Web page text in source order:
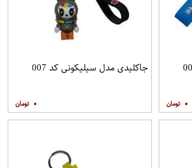
۰
جاکلیدی مدل سیلیکونی کد 007
۰